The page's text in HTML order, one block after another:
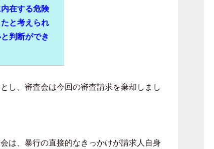
在する危険
と考えられ
判断ができ
し、審査会は今回の審査請求を棄却しまし
は、暴行の直接的なきっかけが請求人自身